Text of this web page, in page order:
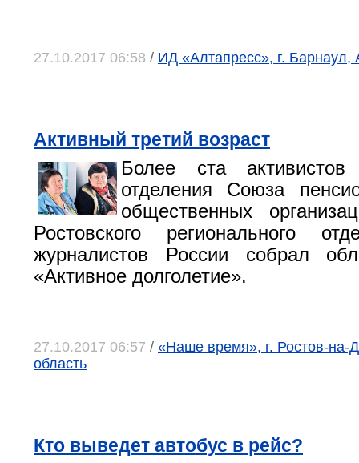
27.10.2017 06:58 / ИД «Алтапресс», г. Барнаул,
Активный третий возраст
Более ста активистов
отделения Союза
общественных
Ростовского регионального
журналистов России собрал
«Активное долголетие».
27.10.2017 06:57 / «Наше время», г. Ростов-на-
область
Кто выведет автобус в рейс?